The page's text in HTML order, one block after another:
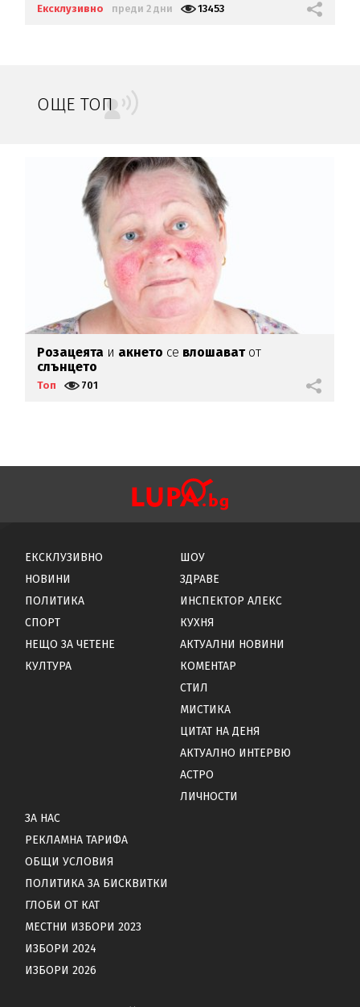
Ексклузивно преди 2 дни 13453
ОЩЕ ТОП
Розацеята и акнето се влошават от
слънцето
Топ 701
ЕКСКЛУЗИВНО
НОВИНИ
ПОЛИТИКА
СПОРТ
НЕЩО ЗА ЧЕТЕНЕ
КУЛТУРА
ШОУ
ЗДРАВЕ
ИНСПЕКТОР АЛЕКС
КУХНЯ
АКТУАЛНИ НОВИНИ
КОМЕНТАР
СТИЛ
МИСТИКА
ЦИТАТ НА ДЕНЯ
АКТУАЛНО ИНТЕРВЮ
АСТРО
ЛИЧНОСТИ
ЗА НАС
РЕКЛАМНА ТАРИФА
ОБЩИ УСЛОВИЯ
ПОЛИТИКА ЗА БИСКВИТКИ
ГЛОБИ ОТ КАТ
МЕСТНИ ИЗБОРИ 2023
ИЗБОРИ 2024
ИЗБОРИ 2026